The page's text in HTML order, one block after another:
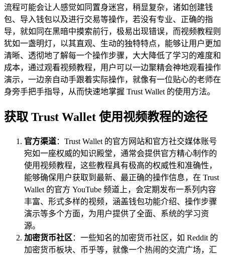
流程可能会让人感觉如同置身迷宫，稍显复杂，诸如创建钱
包、导入钱包以及进行交易等操作，若没有专业、正确的指
导，就如同在黑暗中摸索前行，极易出现错误，而视频教程则
犹如一盏明灯，以其直观、生动的独特特点，能够让用户更加
清晰、透彻地了解每一个操作步骤，大大降低了学习的难度和
成本，通过观看视频教程，用户可以一边聚精会神地观看操作
演示，一边亲自动手跟着实际操作，就像有一位贴心的老师在
身旁手把手指导，从而快速地掌握 Trust Wallet 的使用方法。
获取 Trust Wallet 使用视频教程的途径
官方渠道：Trust Wallet 的官方网站和官方社交媒体账号
宛如一座权威的知识殿堂，通常会提供官方精心制作的
使用视频教程，这些教程具有极高的权威性和准确性，
能够确保用户获取到最新、最正确的操作信息，在 Trust
Wallet 的官方 YouTube 频道上，会定期发布一系列内容
丰富、形式多样的视频，涵盖钱包功能介绍、操作步骤
演示等多个方面，为用户提供了全面、系统的学习资
源。
加密货币社区 ：一些知名的加密货币社区，如 Reddit 的
加密货币板块、币乎等，就像一个热闹的交流广场，汇